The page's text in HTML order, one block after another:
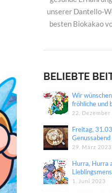
unserer Dantello-
besten Biokakao
BELIEBTE
Wir
fröhliche und
Weihnachten.
22. Dezember
Freitag,
Genussabend
Heeßer“ in
29. März 2023
Hurra, Hurra
1. Juni 2023